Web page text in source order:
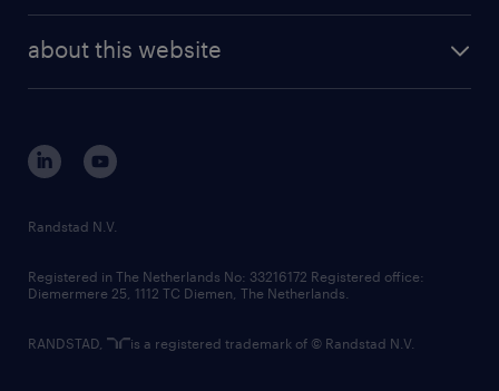
randstad digital
corporate governance
randstad innovation fund
country websites
about this website
Randstad N.V.
Registered in The Netherlands No: 33216172 Registered office:
Diemermere 25, 1112 TC Diemen, The Netherlands.
RANDSTAD, is a registered trademark of © Randstad N.V.